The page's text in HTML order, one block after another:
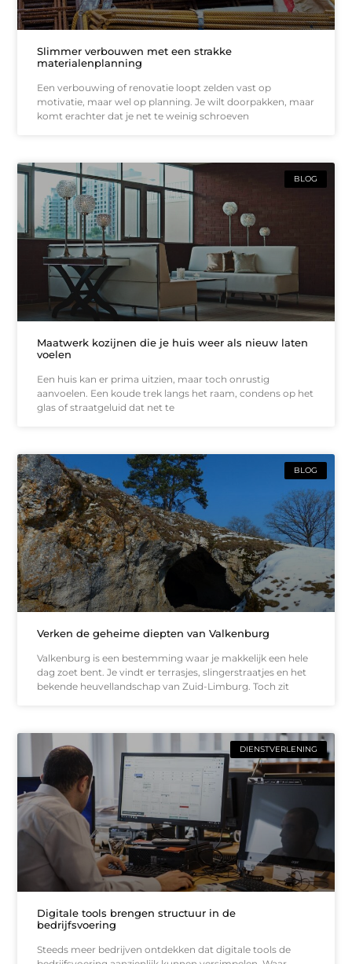
Slimmer verbouwen met een strakke
materialenplanning
Een verbouwing of renovatie loopt zelden vast op
motivatie, maar wel op planning. Je wilt doorpakken, maar
komt erachter dat je net te weinig schroeven
BLOG
Maatwerk kozijnen die je huis weer als nieuw laten
voelen
Een huis kan er prima uitzien, maar toch onrustig
aanvoelen. Een koude trek langs het raam, condens op het
glas of straatgeluid dat net te
BLOG
Verken de geheime diepten van Valkenburg
Valkenburg is een bestemming waar je makkelijk een hele
dag zoet bent. Je vindt er terrasjes, slingerstraatjes en het
bekende heuvellandschap van Zuid-Limburg. Toch zit
DIENSTVERLENING
Digitale tools brengen structuur in de
bedrijfsvoering
Steeds meer bedrijven ontdekken dat digitale tools de